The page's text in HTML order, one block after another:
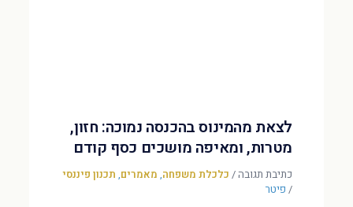
לצאת מהמינוס בהכנסה נמוכה: חזון,
מטרות, ומאיפה מושכים כסף קודם
כתיבת תגובה/ כלכלת משפחה, מאמרים, תכנון פיננסי
/ פיטר